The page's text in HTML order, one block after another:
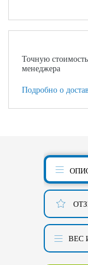
Точную
менеджера
Подробно о
ВЕС